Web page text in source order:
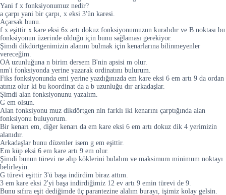
Yani f x fonksiyonumuz nedir?
a çarpı yani bir çarpı, x eksi 3'ün karesi.
Açarsak bunu.
f x eşittir x kare eksi 6x artı dokuz fonksiyonumuzun kuralıdır ve B noktası bu
fonksiyonun üzerinde olduğu için bunu sağlaması gerekiyor.
Şimdi dikdörtgenimizin alanını bulmak için kenarlarına bilinmeyenler
vereceğim.
OA uzunluğuna n birim dersem B'nin apsisi m olur.
nm'i fonksiyonda yerine yazarak ordinatını bulurum.
Fiks fonksiyonunda emi yerine yazdığınızda em kare eksi 6 em artı 9 da ordan
atınız olur ki bu koordinat da a b uzunluğu dır arkadaşlar.
Şimdi alan fonksiyonunu yazalım.
G em olsun.
Alan fonksiyonu muz dikdörtgen nin farklı iki kenarını çarptığında alan
fonksiyonu buluyorum.
Bir kenarı em, diğer kenarı da em kare eksi 6 em artı dokuz dik 4 yerimizin
alanıdır.
Arkadaşlar bunu düzenler isem g em eşittir.
Em küp eksi 6 em kare artı 9 em olur.
Şimdi bunun türevi ne alıp köklerini bulalım ve maksimum minimum noktayı
belirleyin.
G türevi eşittir 3'ü başa indirdim biraz attım.
3 em kare eksi 2'yi başa indirdiğimiz 12 ev artı 9 emin türevi de 9.
Bunu sıfıra eşit dediğimde üç parantezine alalım burayı, işimiz kolay gelsin.